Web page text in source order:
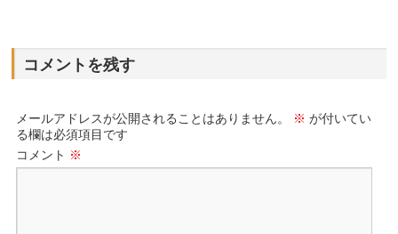
コメントを残す
メールアドレスが公開されることはありません。 ※ が付いてい
る欄は必須項目です
コメント ※